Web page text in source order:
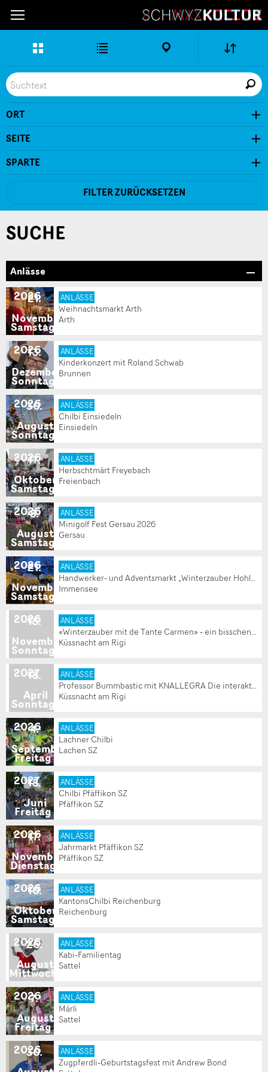
Erweitere
Ansicht
Listen-
Ansicht
Karten-
Ort
Seite
Live
Suche
ORT
In der Nähe
SEITE
SPARTE
FILTER ZURÜCKSETZEN
SUCHE
Anlässe
Samstag
21.
November
2026 ANLÄSSE
Weihnachtsmarkt Arth
Arth
Sonntag
13.
Dezember
2026 ANLÄSSE
Kinderkonzert mit Roland Schwab
Brunnen
Sonntag
30.
August
2026 ANLÄSSE
Chilbi Einsiedeln
Einsiedeln
Samstag
17.
Oktober
2026 ANLÄSSE
Herbschtmärt Freyebach
Freienbach
Samstag
8.
August
2026 ANLÄSSE
Minigolf Fest Gersau 2026
Gersau
Samstag
21.
November
2026 ANLÄSSE
Handwerker- und Adventsmarkt „Winterzauber Hohle Gasse“
Immensee
Sonntag
15.
November
2026 ANLÄSSE
«Winterzauber mit de Tante Carmen» - ein bisschen Wärme zur Winterzeit
Küssnacht am Rigi
Sonntag
18.
April
2027 ANLÄSSE
Professor Bummbastic mit KNALLEGRA Die interaktive Wissenschaftsshow für Kinder von 5-99 Jahren
Küssnacht am Rigi
Freitag
4.
September
2026 ANLÄSSE
Lachner Chilbi
Lachen SZ
Freitag
18.
Juni
2027 ANLÄSSE
Chilbi Pfäffikon SZ
Pfäffikon SZ
Dienstag
17.
November
2026 ANLÄSSE
Jahrmarkt Pfäffikon SZ
Pfäffikon SZ
Samstag
10.
Oktober
2026 ANLÄSSE
KantonsChilbi Reichenburg
Reichenburg
Mittwoch
26.
August
2026 ANLÄSSE
Kabi-Familientag
Sattel
Freitag
7.
August
2026 ANLÄSSE
Märli
Sattel
30.
2026 ANLÄSSE
Zugpferdli-Geburtstagsfest mit Andrew Bond